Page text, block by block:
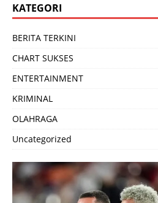
KATEGORI
BERITA TERKINI
CHART SUKSES
ENTERTAINMENT
KRIMINAL
OLAHRAGA
Uncategorized